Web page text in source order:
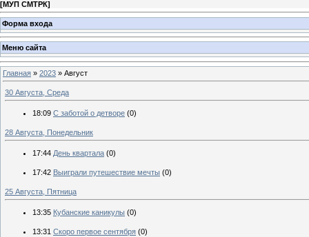
[МУП СМТРК]
Форма входа
Меню сайта
Главная » 2023 » Август
30 Августа, Среда
18:09 С заботой о детворе (0)
28 Августа, Понедельник
17:44 День квартала (0)
17:42 Выиграли путешествие мечты (0)
25 Августа, Пятница
13:35 Кубанские каникулы (0)
13:31 Скоро первое сентября (0)